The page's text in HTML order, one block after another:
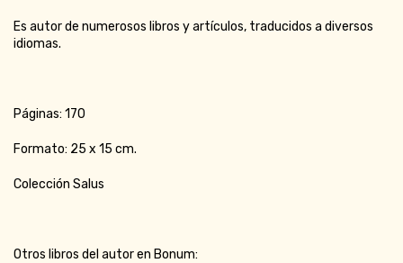
Es autor de numerosos libros y artículos, traducidos a diversos
idiomas.
Páginas: 170
Formato: 25 x 15 cm.
Colección Salus
Otros libros del autor en Bonum: